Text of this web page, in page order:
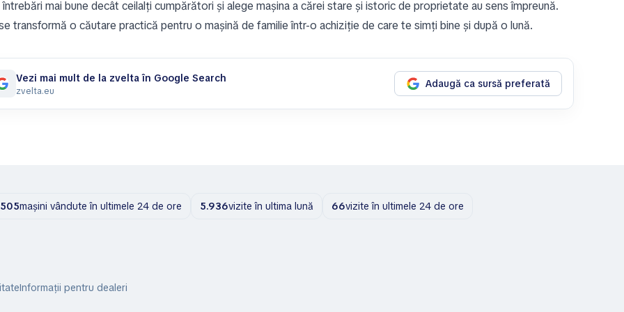
întrebări mai bune decât ceilalți cumpărători și alege mașina a cărei stare și istoric de proprietate au sens împreună.
transformă o căutare practică pentru o mașină de familie într-o achiziție de care te simți bine și după o lună.
Vezi mai mult de la zvelta în Google Search
zvelta.eu
Adaugă ca sursă preferată
505mașini vândute în ultimele 24 de ore 5.936vizite în ultima lună 66vizite în ultimele 24 de ore
Informații pentru dealeri